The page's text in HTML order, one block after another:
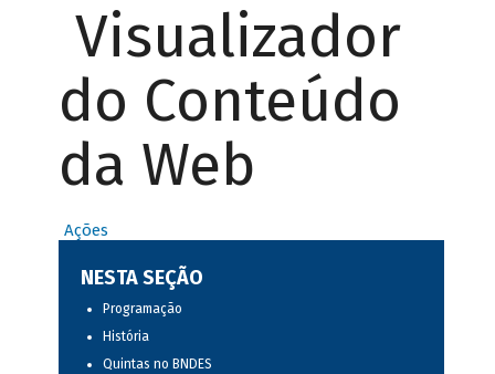
Visualizador
do Conteúdo
da Web
Ações
NESTA SEÇÃO
Programação
História
Quintas no BNDES